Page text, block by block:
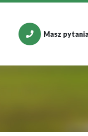
Masz